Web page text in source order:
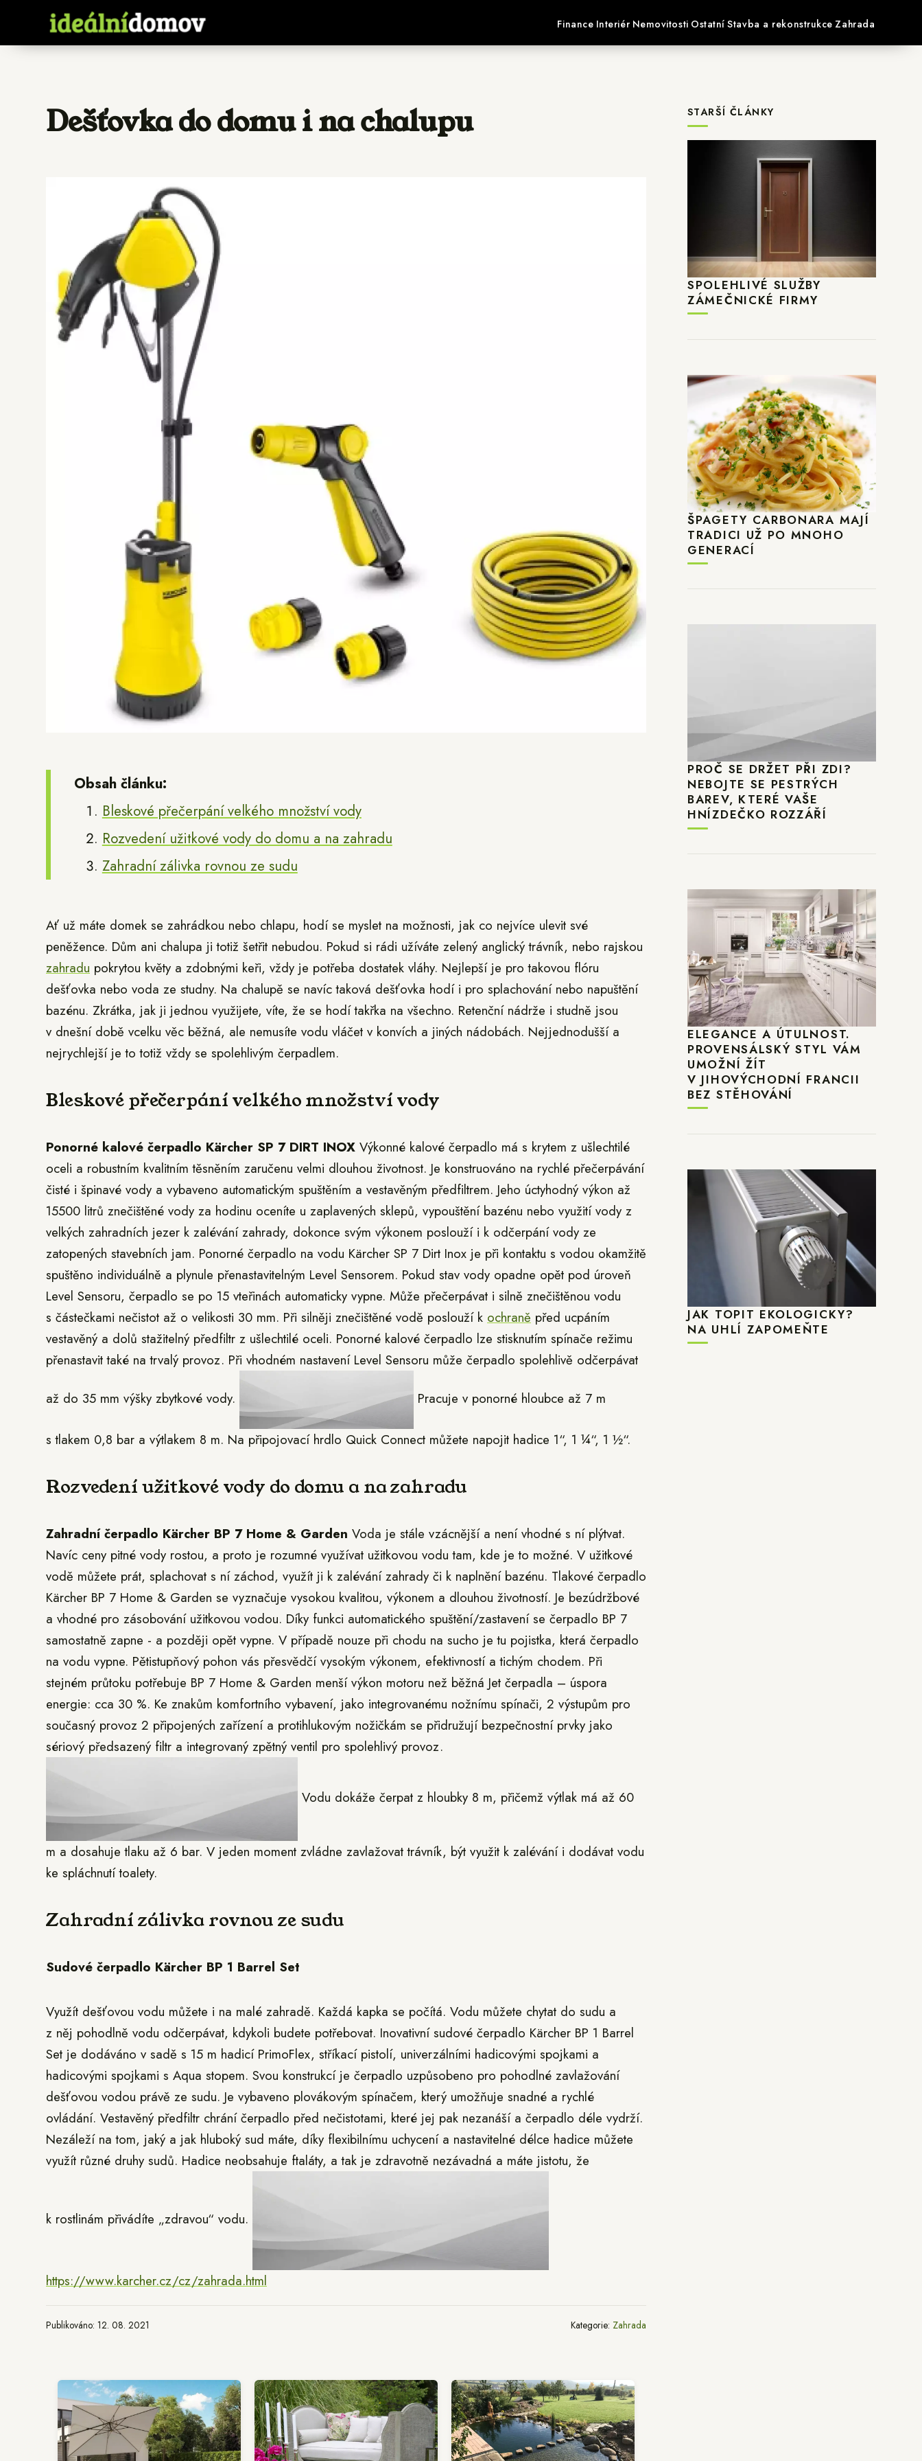
Finance Interiér Nemovitosti Ostatní Stavba a rekonstrukce Zahrada
Dešťovka do domu i na chalupu
Obsah článku:
Bleskové přečerpání velkého množství vody
Rozvedení užitkové vody do domu a na zahradu
Zahradní zálivka rovnou ze sudu
Ať už máte domek se zahrádkou nebo chlapu, hodí se myslet na možnosti, jak co nejvíce ulevit své
peněžence. Dům ani chalupa ji totiž šetřit nebudou. Pokud si rádi užíváte zelený anglický trávník, nebo rajskou
zahradu pokrytou květy a zdobnými keři, vždy je potřeba dostatek vláhy. Nejlepší je pro takovou flóru
dešťovka nebo voda ze studny. Na chalupě se navíc taková dešťovka hodí i pro splachování nebo napuštění
bazénu. Zkrátka, jak ji jednou využijete, víte, že se hodí takřka na všechno. Retenční nádrže i studně jsou
v dnešní době vcelku věc běžná, ale nemusíte vodu vláčet v konvích a jiných nádobách. Nejjednodušší a
nejrychlejší je to totiž vždy se spolehlivým čerpadlem.
Bleskové přečerpání velkého množství vody
Ponorné kalové čerpadlo Kärcher SP 7 DIRT INOX Výkonné kalové čerpadlo má s krytem z ušlechtilé
oceli a robustním kvalitním těsněním zaručenu velmi dlouhou životnost. Je konstruováno na rychlé přečerpávání
čisté i špinavé vody a vybaveno automatickým spuštěním a vestavěným předfiltrem. Jeho úctyhodný výkon až
15500 litrů znečištěné vody za hodinu oceníte u zaplavených sklepů, vypouštění bazénu nebo využití vody z
velkých zahradních jezer k zalévání zahrady, dokonce svým výkonem poslouží i k odčerpání vody ze
zatopených stavebních jam. Ponorné čerpadlo na vodu Kärcher SP 7 Dirt Inox je při kontaktu s vodou okamžitě
spuštěno individuálně a plynule přenastavitelným Level Sensorem. Pokud stav vody opadne opět pod úroveň
Level Sensoru, čerpadlo se po 15 vteřinách automaticky vypne. Může přečerpávat i silně znečištěnou vodu
s částečkami nečistot až o velikosti 30 mm. Při silněji znečištěné vodě poslouží k ochraně před ucpáním
vestavěný a dolů stažitelný předfiltr z ušlechtilé oceli. Ponorné kalové čerpadlo lze stisknutím spínače režimu
přenastavit také na trvalý provoz. Při vhodném nastavení Level Sensoru může čerpadlo spolehlivě odčerpávat
až do 35 mm výšky zbytkové vody. Pracuje v ponorné hloubce až 7 m
s tlakem 0,8 bar a výtlakem 8 m. Na připojovací hrdlo Quick Connect můžete napojit hadice 1“, 1 ¼“, 1 ½“.
Rozvedení užitkové vody do domu a na zahradu
Zahradní čerpadlo Kärcher BP 7 Home & Garden Voda je stále vzácnější a není vhodné s ní plýtvat.
Navíc ceny pitné vody rostou, a proto je rozumné využívat užitkovou vodu tam, kde je to možné. V užitkové
vodě můžete prát, splachovat s ní záchod, využít ji k zalévání zahrady či k naplnění bazénu. Tlakové čerpadlo
Kärcher BP 7 Home & Garden se vyznačuje vysokou kvalitou, výkonem a dlouhou životností. Je bezúdržbové
a vhodné pro zásobování užitkovou vodou. Díky funkci automatického spuštění/zastavení se čerpadlo BP 7
samostatně zapne - a později opět vypne. V případě nouze při chodu na sucho je tu pojistka, která čerpadlo
na vodu vypne. Pětistupňový pohon vás přesvědčí vysokým výkonem, efektivností a tichým chodem. Při
stejném průtoku potřebuje BP 7 Home & Garden menší výkon motoru než běžná Jet čerpadla – úspora
energie: cca 30 %. Ke znakům komfortního vybavení, jako integrovanému nožnímu spínači, 2 výstupům pro
současný provoz 2 připojených zařízení a protihlukovým nožičkám se přidružují bezpečnostní prvky jako
sériový předsazený filtr a integrovaný zpětný ventil pro spolehlivý provoz.
Vodu dokáže čerpat z hloubky 8 m, přičemž výtlak má až 60
m a dosahuje tlaku až 6 bar. V jeden moment zvládne zavlažovat trávník, být využit k zalévání i dodávat vodu
ke spláchnutí toalety.
Zahradní zálivka rovnou ze sudu
Sudové čerpadlo Kärcher BP 1 Barrel Set
Využít dešťovou vodu můžete i na malé zahradě. Každá kapka se počítá. Vodu můžete chytat do sudu a
z něj pohodlně vodu odčerpávat, kdykoli budete potřebovat. Inovativní sudové čerpadlo Kärcher BP 1 Barrel
Set je dodáváno v sadě s 15 m hadicí PrimoFlex, stříkací pistolí, univerzálními hadicovými spojkami a
hadicovými spojkami s Aqua stopem. Svou konstrukcí je čerpadlo uzpůsobeno pro pohodlné zavlažování
dešťovou vodou právě ze sudu. Je vybaveno plovákovým spínačem, který umožňuje snadné a rychlé
ovládání. Vestavěný předfiltr chrání čerpadlo před nečistotami, které jej pak nezanáší a čerpadlo déle vydrží.
Nezáleží na tom, jaký a jak hluboký sud máte, díky flexibilnímu uchycení a nastavitelné délce hadice můžete
využít různé druhy sudů. Hadice neobsahuje ftaláty, a tak je zdravotně nezávadná a máte jistotu, že
k rostlinám přivádíte „zdravou“ vodu.
https://www.karcher.cz/cz/zahrada.html
Publikováno: 12. 08. 2021 Kategorie: Zahrada
STARŠÍ ČLÁNKY
SPOLEHLIVÉ SLUŽBY
ZÁMEČNICKÉ FIRMY
ŠPAGETY CARBONARA MAJÍ
TRADICI UŽ PO MNOHO
GENERACÍ
PROČ SE DRŽET PŘI ZDI?
NEBOJTE SE PESTRÝCH
BAREV, KTERÉ VAŠE
HNÍZDEČKO ROZZÁŘÍ
ELEGANCE A ÚTULNOST.
PROVENSÁLSKÝ STYL VÁM
UMOŽNÍ ŽÍT
V JIHOVÝCHODNÍ FRANCII
BEZ STĚHOVÁNÍ
JAK TOPIT EKOLOGICKY?
NA UHLÍ ZAPOMEŇTE